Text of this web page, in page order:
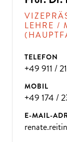
LEHRE /
TELEFON
+49 911 /
MOBIL
+49 174 /
E-MAIL-